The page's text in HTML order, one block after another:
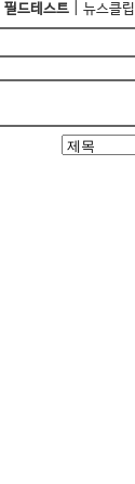
필드테스트 뉴스클립